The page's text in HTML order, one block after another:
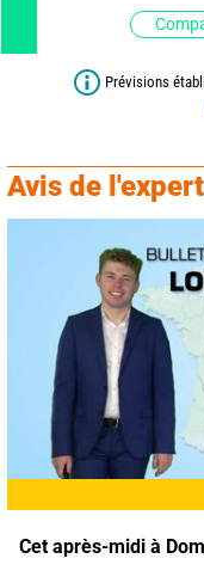
Prévisions
Avis de l'expert
Cet après-midi à